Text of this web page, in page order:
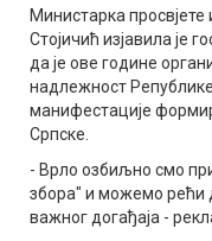
Министарка
Стојичић изјавила је
да је ове године
надлежност
манифестације
Српске.
- Врло озбиљно смо
збора" и можемо рећи
важног догађаја -